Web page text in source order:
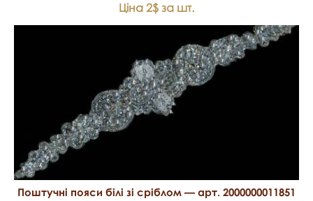
Ціна 2$ за шт.
Поштучні пояси білі зі сріблом — арт. 2000000011851